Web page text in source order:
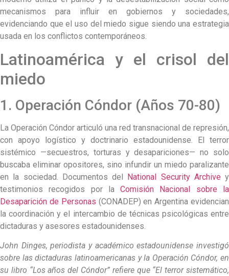
mecanismos para influir en gobiernos y sociedades,
evidenciando que el uso del miedo sigue siendo una estrategia
usada en los conflictos contemporáneos.
Latinoamérica y el crisol del
miedo
1. Operación Cóndor (Años 70-80)
La Operación Cóndor articuló una red transnacional de represión,
con apoyo logístico y doctrinario estadounidense. El terror
sistémico —secuestros, torturas y desapariciones— no solo
buscaba eliminar opositores, sino infundir un miedo paralizante
en la sociedad. Documentos del National Security Archive y
testimonios recogidos por laComisión Nacional sobre la
Desaparición de Personas (CONADEP) en Argentina evidencian
la coordinación y el intercambio de técnicas psicológicas entre
dictaduras y asesores estadounidenses.
John Dinges, periodista y académico estadounidense investigó
sobre las dictaduras latinoamericanas y la Operación Cóndor, en
su libro “Los años del Cóndor” refiere que “El terror sistemático,